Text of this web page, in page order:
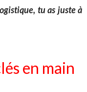
tu as juste à
en main